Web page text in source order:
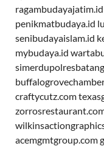
ragambudayajatim.id
penikmatbudaya.id
senibudayaislam.id
mybudaya.id
craftycutz.com
acemgmtgroup.com